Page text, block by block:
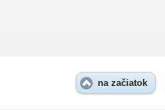
na začiatok